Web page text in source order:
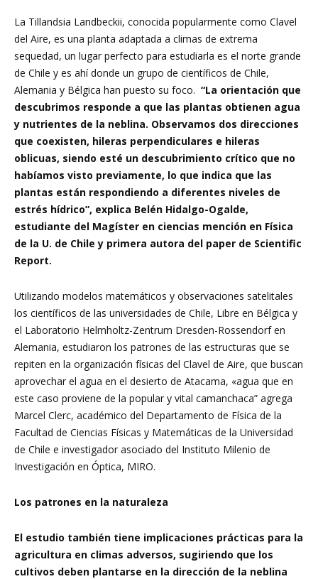
La Tillandsia Landbeckii, conocida popularmente como Clavel
del Aire, es una planta adaptada a climas de extrema
sequedad, un lugar perfecto para estudiarla es el norte grande
de Chile y es ahí donde un grupo de científicos de Chile,
Alemania y Bélgica han puesto su foco. “La orientación que
descubrimos responde a que las plantas obtienen agua
y nutrientes de la neblina. Observamos dos direcciones
que coexisten, hileras perpendiculares e hileras
oblicuas, siendo esté un descubrimiento crítico que no
habíamos visto previamente, lo que indica que las
plantas están respondiendo a diferentes niveles de
estrés hídrico”, explica Belén Hidalgo-Ogalde,
estudiante del Magíster en ciencias mención en Física
de la U. de Chile y primera autora del paper de Scientific
Report.
Utilizando modelos matemáticos y observaciones satelitales
los científicos de las universidades de Chile, Libre en Bélgica y
el Laboratorio Helmholtz-Zentrum Dresden-Rossendorf en
Alemania, estudiaron los patrones de las estructuras que se
repiten en la organización físicas del Clavel de Aire, que buscan
aprovechar el agua en el desierto de Atacama, «agua que en
este caso proviene de la popular y vital camanchaca” agrega
Marcel Clerc, académico del Departamento de Física de la
Facultad de Ciencias Físicas y Matemáticas de la Universidad
de Chile e investigador asociado del Instituto Milenio de
Investigación en Óptica, MIRO.
Los patrones en la naturaleza
El estudio también tiene implicaciones prácticas para la
agricultura en climas adversos, sugiriendo que los
cultivos deben plantarse en la dirección de la neblina